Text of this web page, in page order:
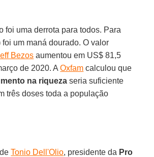
foi uma derrota para todos. Para
um maná dourado. O valor
Bezos aumentou em US$ 81,5
de 2020. AOxfam calculou que
na riqueza seria suficiente
três doses toda a população
deTonio Dell'Olio, presidente da Pro